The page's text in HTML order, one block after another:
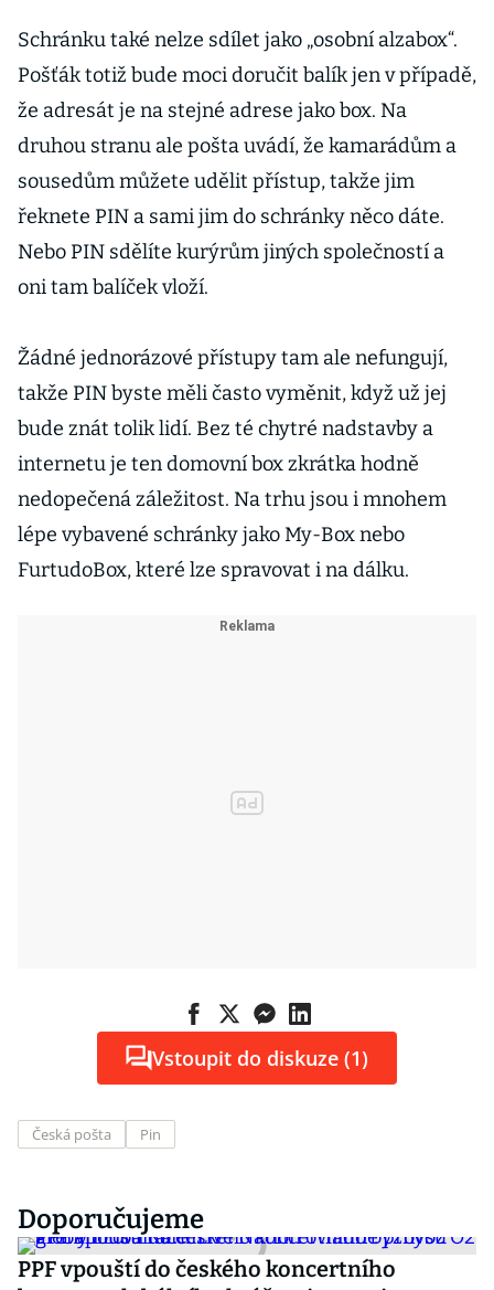
Schránku také nelze sdílet jako „osobní alzabox“.
Pošťák totiž bude moci doručit balík jen v případě,
že adresát je na stejné adrese jako box. Na
druhou stranu ale pošta uvádí, že kamarádům a
sousedům můžete udělit přístup, takže jim
řeknete PIN a sami jim do schránky něco dáte.
Nebo PIN sdělíte kurýrům jiných společností a
oni tam balíček vloží.
Žádné jednorázové přístupy tam ale nefungují,
takže PIN byste měli často vyměnit, když už jej
bude znát tolik lidí. Bez té chytré nadstavby a
internetu je ten domovní box zkrátka hodně
nedopečená záležitost. Na trhu jsou i mnohem
lépe vybavené schránky jako My-Box nebo
FurtudoBox, které lze spravovat i na dálku.
Vstoupit do diskuze (1)
Česká pošta Pin
Doporučujeme
PPF vpouští do českého koncertního